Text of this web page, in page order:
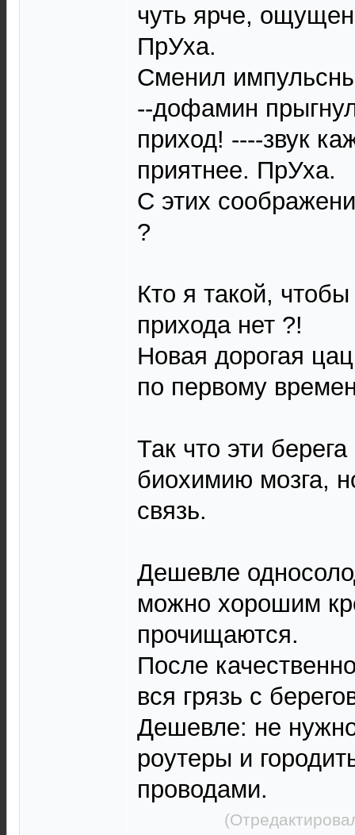
чуть ярче,
ПрУха.
Сменил
--дофамин
приход! ----звук
приятнее. ПрУха.
С этих
?
Кто я такой,
прихода нет ?!
Новая дорогая
по первому
Так что эти
биохимию мозга,
связь.
Дешевле
можно хорошим
прочищаются.
После
вся грязь с
Дешевле: не
роутеры и
проводами.